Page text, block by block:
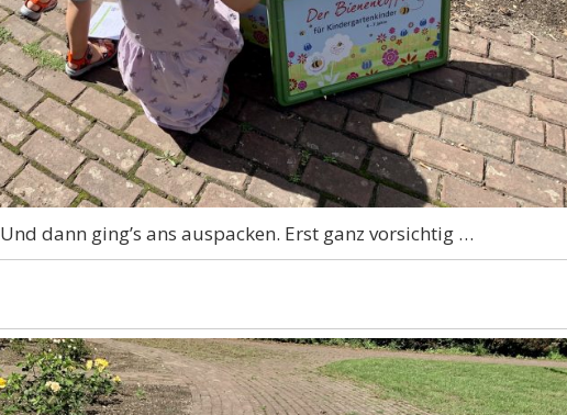
Und dann ging’s ans auspacken. Erst ganz vorsichtig …